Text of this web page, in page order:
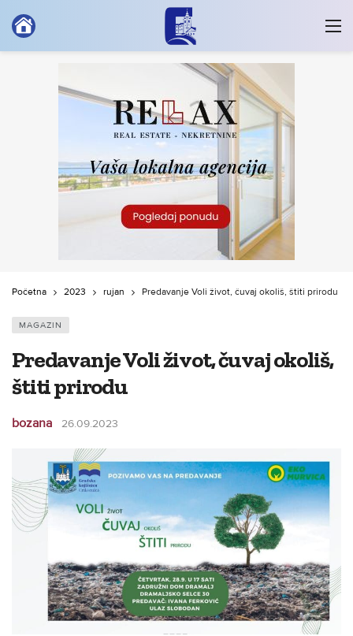
Početna 2023 rujan Predavanje Voli život, čuvaj okoliš, štiti prirodu
MAGAZIN
Predavanje Voli život, čuvaj okoliš,
štiti prirodu
bozana 26.09.2023